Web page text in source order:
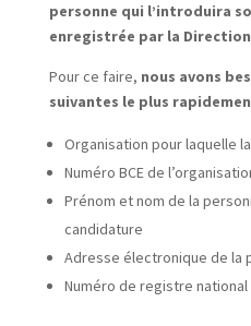
personne qui l’introduira
enregistrée par la Direction
Pour ce faire, nous avons
suivantes le plus
Organisation pour laquelle
Numéro BCE de
Prénom et nom de la
candidature
Adresse électronique de la
Numéro de registre national